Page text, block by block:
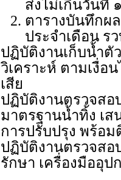
ส่งไม่เกินวันที่
ตารางบันทึกผ
ประจำเดือน ร
ปฏิบัติงานเก็บน้ำตั
วิเคราะห์ ตามเงื่
เสีย
ปฏิบัติงานตรวจสอ
มาตรฐานน้ำทิ้ง เส
การปรับปรุง พร้อ
ปฏิบัติงานตรวจสอ
รักษา เครื่องมืออุ